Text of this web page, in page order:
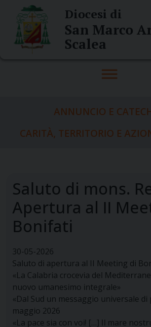
content
Diocesi di
San Marco
Scalea
ANNUNCIO E
CARITÀ, TERRITORIO E
Saluto di mons.
Apertura al II
Bonifati
30-05-2026
Saluto di apertura al II Meeting di
«La Calabria crocevia del
nuovo umanesimo integrale»
«Dal Sud un messaggio universale di
maggio 2026
«La pace sia con voi! […] Il mare